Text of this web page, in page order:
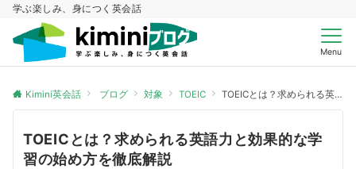
学ぶ楽しみ、身につく英会話
Menu
Kimini英会話 ブログ 対象 TOEIC TOEICとは？求められる英語力と効果的な学習の始め方を徹底解説
TOEICとは？求められる英語力と効果的な学
習の始め方を徹底解説